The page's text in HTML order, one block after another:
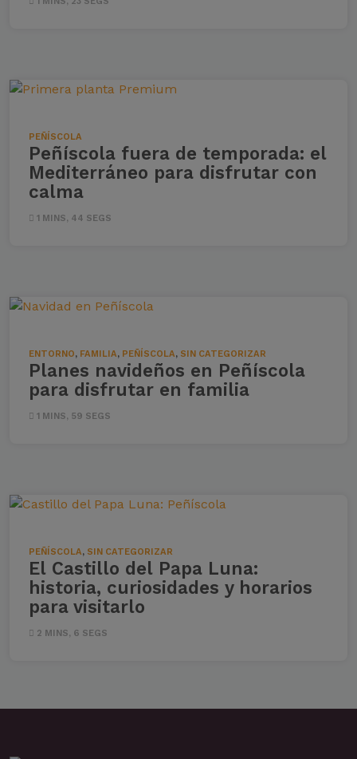
PEÑÍSCOLA
Peñíscola fuera de temporada: el
Mediterráneo para disfrutar con
calma
1 MINS, 44 SEGS
ENTORNO, FAMILIA, PEÑÍSCOLA, SIN CATEGORIZAR
Planes navideños en Peñíscola
para disfrutar en familia
1 MINS, 59 SEGS
PEÑÍSCOLA, SIN CATEGORIZAR
El Castillo del Papa Luna:
historia, curiosidades y horarios
para visitarlo
2 MINS, 6 SEGS